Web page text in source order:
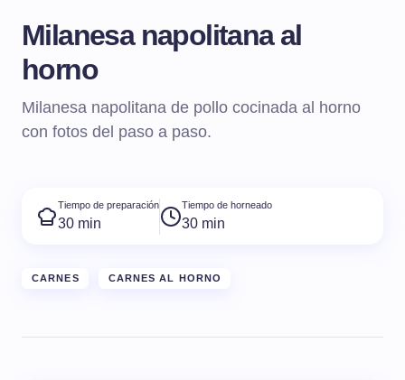
Milanesa napolitana al
horno
Milanesa napolitana de pollo cocinada al horno
con fotos del paso a paso.
Tiempo de preparación
30 min
Tiempo de horneado
30 min
CARNES CARNES AL HORNO